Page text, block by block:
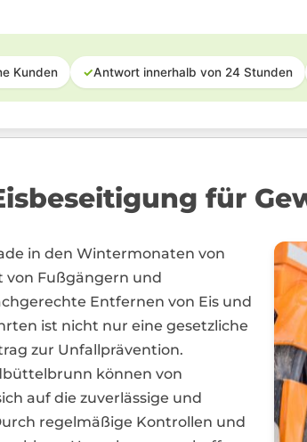
Kunden ✓Antwort innerhalb von 24 Stunden
für
in den Wintermonaten von
von Fußgängern und
Entfernen von Eis und
ist nicht nur eine gesetzliche
zur Unfallprävention.
können von
auf die zuverlässige und
regelmäßige Kontrollen und